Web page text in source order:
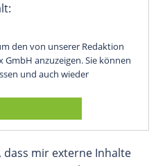
den von unserer Redaktion
anzuzeigen. Sie können
und auch wieder
mir externe Inhalte